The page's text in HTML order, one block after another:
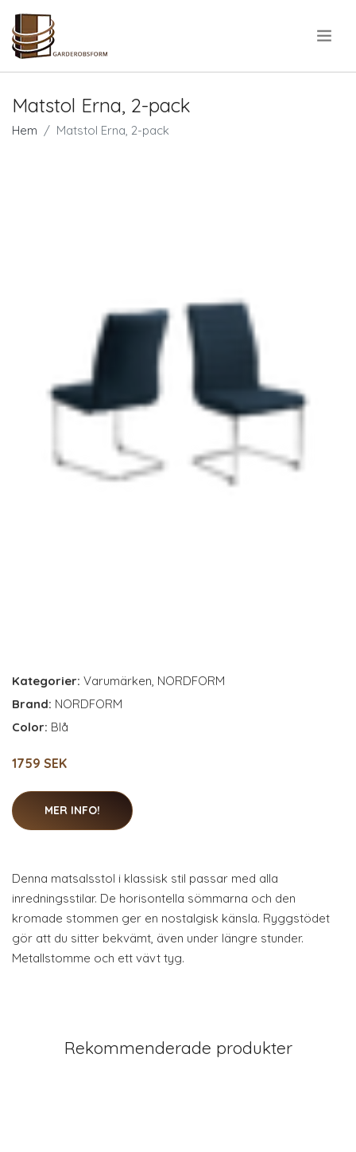
Matstol Erna, 2-pack
Hem Matstol Erna, 2-pack
Kategorier: Varumärken, NORDFORM
Brand: NORDFORM
Color: Blå
1759 SEK
MER INFO!
Denna matsalsstol i klassisk stil passar med alla
inredningsstilar. De horisontella sömmarna och den
kromade stommen ger en nostalgisk känsla. Ryggstödet
gör att du sitter bekvämt, även under längre stunder.
Metallstomme och ett vävt tyg.
Rekommenderade produkter